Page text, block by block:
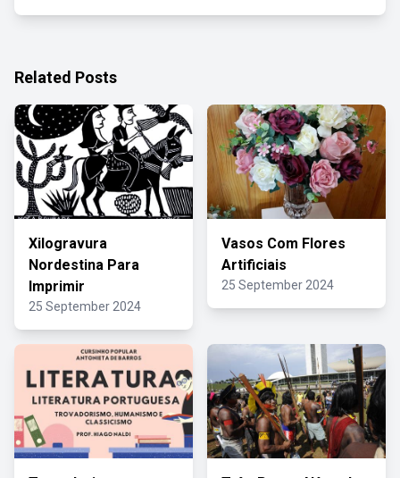
Related Posts
Xilogravura
Nordestina Para
Imprimir
25 September 2024
Vasos Com Flores
Artificiais
25 September 2024